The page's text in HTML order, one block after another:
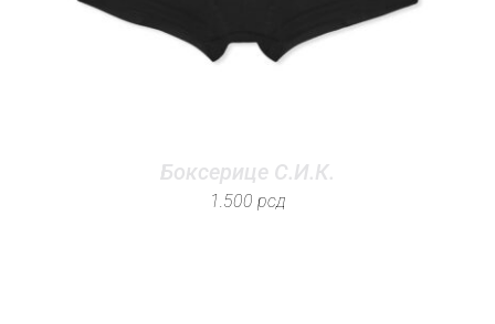
Боксерице С.И.К.
1.500 рсд